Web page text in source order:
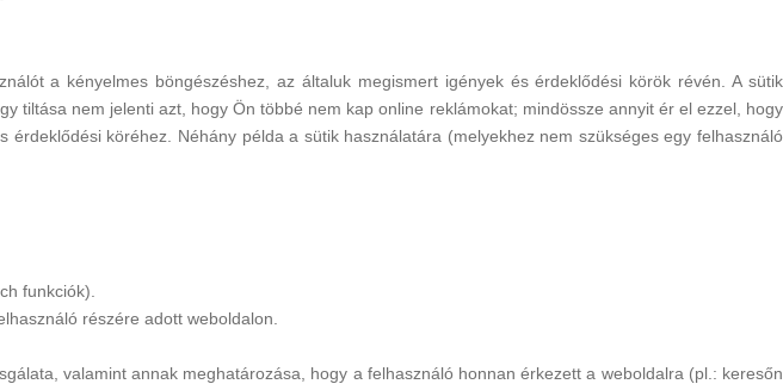
a kényelmes böngészéshez, az általuk megismert igények és érdeklődési körök révén. A sütik
tiltása nem jelenti azt, hogy Ön többé nem kap online reklámokat; mindössze annyit ér el ezzel, hogy
köréhez. Néhány példa a sütik használatára (melyekhez nem szükséges egy felhasználó
funkciók).
részére adott weboldalon.
valamint annak meghatározása, hogy a felhasználó honnan érkezett a weboldalra (pl.: keresőn